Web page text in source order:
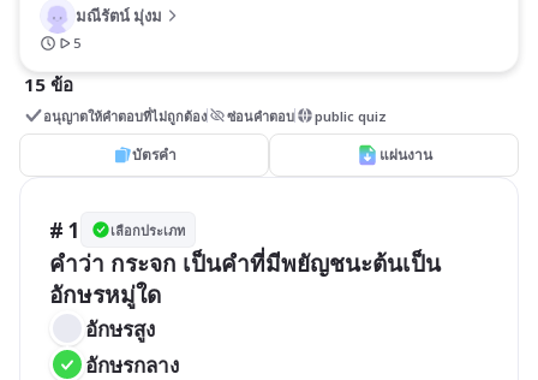
มณีรัตน์ มุ่งม
5
15 ข้อ
อนุญาตให้คำตอบที่ไม่ถูกต้อง ซ่อนคำตอบ public quiz
บัตรคำ แผ่นงาน
# 1 เลือกประเภท
คำว่า กระจก เป็นคำที่มีพยัญชนะต้นเป็น
อักษรหมู่ใด
อักษรสูง
อักษรกลาง